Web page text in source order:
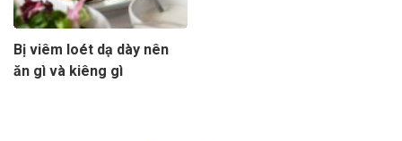
Bị viêm loét dạ dày nên
ăn gì và kiêng gì